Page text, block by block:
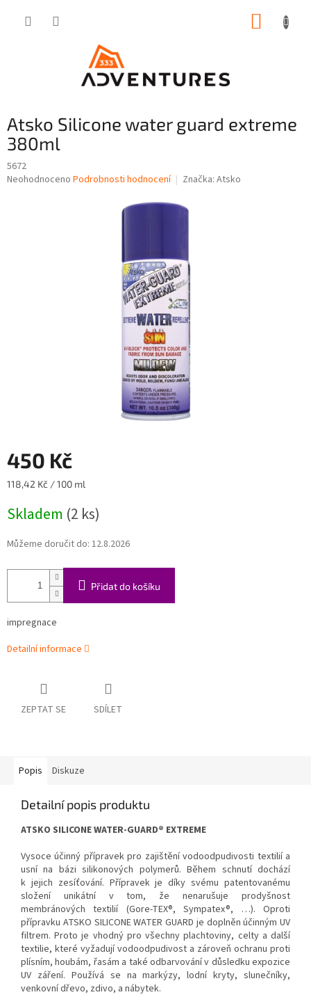
Atsko Silicone water guard extreme
380ml
5672
Průměrné
Neohodnoceno Podrobnosti hodnocení Značka: Atsko
450 Kč
Měrná
118,42 Kč / 100 ml
Skladem (2 ks)
Můžeme doručit do: 12.8.2026
Přidat do košíku
impregnace
Detailní informace
ZEPTAT SE SDÍLET
Popis Diskuze
Detailní popis produktu
ATSKO SILICONE WATER-GUARD® EXTREME
Vysoce účinný přípravek pro zajištění vodoodpudivosti textilií a
usní na bázi silikonových polymerů. Během schnutí dochází
k jejich zesíťování. Přípravek je díky svému patentovanému
složení unikátní v tom, že nenarušuje prodyšnost
membránových textilií (Gore-TEX®, Sympatex®, …). Oproti
přípravku ATSKO SILICONE WATER GUARD je doplněn účinným UV
filtrem. Proto je vhodný pro všechny plachtoviny, celty a další
textilie, které vyžadují vodoodpudivost a zároveň ochranu proti
plísním, houbám, řasám a také odbarvování v důsledku expozice
UV záření. Používá se na markýzy, lodní kryty, slunečníky,
venkovní dřevo, zdivo, a nábytek.